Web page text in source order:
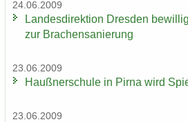
24.06.2009
Lan­des­di­rek­ti­on Dres­den
zur Bra­chen­sa­nie­rung
23.06.2009
Hauß­ner­schu­le in Pirna wird
23.06.2009